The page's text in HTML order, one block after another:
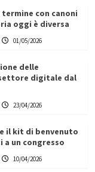
con canoni
oggi è diversa
01/05/2026
delle
digitale dal
23/04/2026
il kit di benvenuto
un congresso
10/04/2026